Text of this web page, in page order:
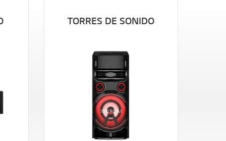
TORRES DE SONIDO